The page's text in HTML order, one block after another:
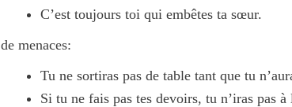
C’est toujours toi qui embêtes ta sœur.
de menaces:
Tu ne sortiras pas de table tant que tu
Si tu ne fais pas tes devoirs, tu n’iras pas